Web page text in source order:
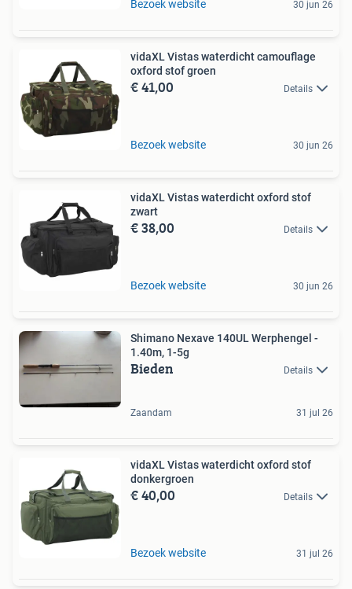
Bezoek website 30 jun 26
vidaXL Vistas waterdicht camouflage
oxford stof groen
€ 41,00 Details
Bezoek website 30 jun 26
vidaXL Vistas waterdicht oxford stof
zwart
€ 38,00 Details
Bezoek website 30 jun 26
Shimano Nexave 140UL Werphengel -
1.40m, 1-5g
Bieden Details
Zaandam 31 jul 26
vidaXL Vistas waterdicht oxford stof
donkergroen
€ 40,00 Details
Bezoek website 31 jul 26